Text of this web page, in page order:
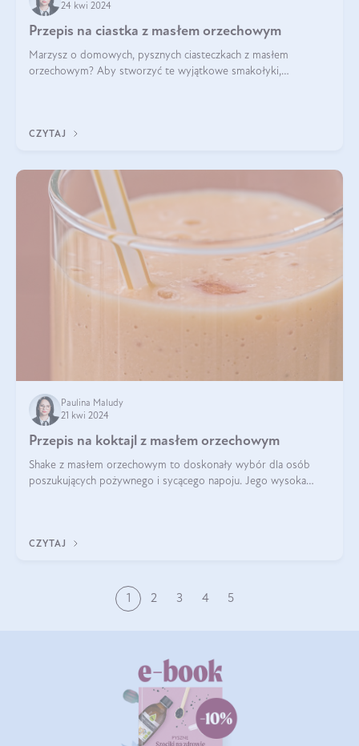
24 kwi 2024
Przepis na ciastka z masłem orzechowym
Marzysz o domowych, pysznych ciasteczkach z masłem
orzechowym? Aby stworzyć te wyjątkowe smakołyki,
CZYTAJ
Paulina Maludy
21 kwi 2024
Przepis na koktajl z masłem orzechowym
Shake z masłem orzechowym to doskonały wybór dla osób
poszukujących pożywnego i sycącego napoju. Jego wysoka
CZYTAJ
1 2 3 4 5